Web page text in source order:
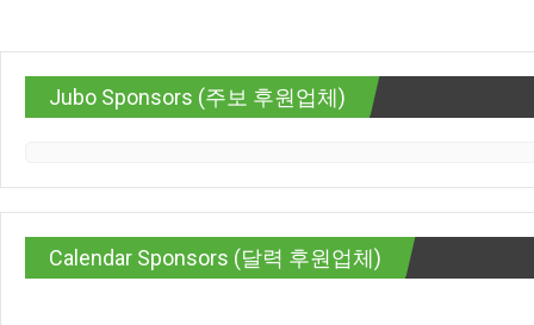
Jubo Sponsors (주보 후원업체)
Calendar Sponsors (달력 후원업체)